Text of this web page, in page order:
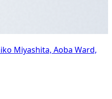
Miyashita, Aoba Ward,